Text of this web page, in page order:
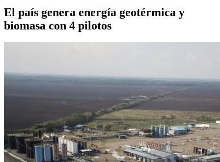
El país genera energía geotérmica y
biomasa con 4 pilotos